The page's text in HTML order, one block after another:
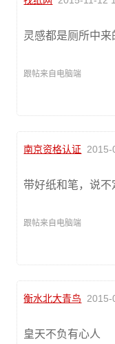
灵感都是厕所中
跟帖来自电脑端
南京资格认证 2015-
带好纸和笔，说不
跟帖来自电脑端
衡水北大青鸟 2015-
皇天不负有心人